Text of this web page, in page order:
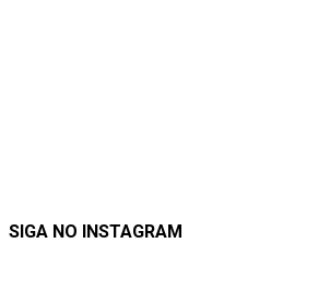
SIGA NO INSTAGRAM